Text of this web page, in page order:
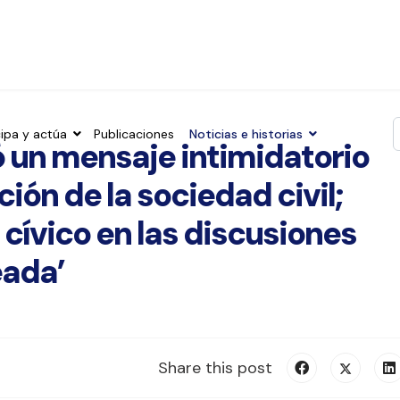
y actúa Publicaciones Noticias e historias
un mensaje intimidatorio
de la sociedad civil;
en las discusiones
Share this post